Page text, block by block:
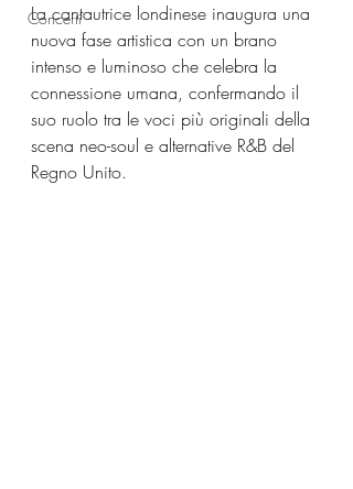
Concerti
La cantautrice londinese inaugura una
nuova fase artistica con un brano
intenso e luminoso che celebra la
connessione umana, confermando il
suo ruolo tra le voci più originali della
scena neo-soul e alternative R&B del
Regno Unito.